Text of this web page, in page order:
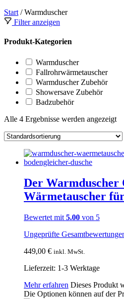
Start / Warmduscher
Filter anzeigen
Produkt-Kategorien
Warmduscher
Fallrohrwärmetauscher
Warmduscher Zubehör
Showersave Zubehör
Badzubehör
Alle 4 Ergebnisse werden angezeigt
Der Warmduscher
Wärmetauscher
Bewertet mit 5.00 von 5
Ungeprüfte
449,00 € inkl. MwSt.
Lieferzeit: 1-3 Werktage
Mehr erfahren Dieses Produkt
Die Optionen können auf der